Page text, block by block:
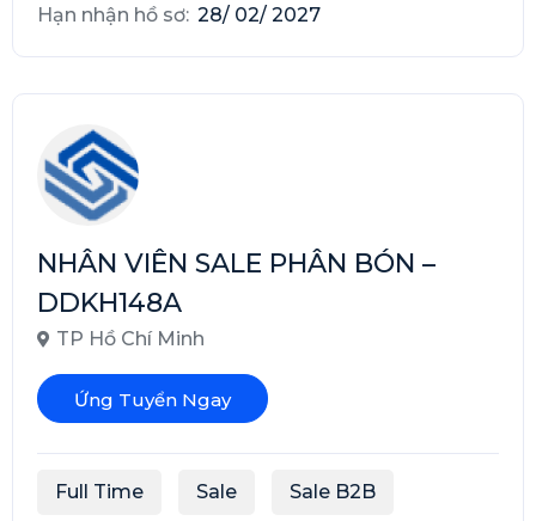
Hạn nhận hồ sơ: 28/ 02/ 2027
NHÂN VIÊN SALE PHÂN BÓN –
DDKH148A
TP Hồ Chí Minh
Ứng Tuyển Ngay
Full Time Sale Sale B2B